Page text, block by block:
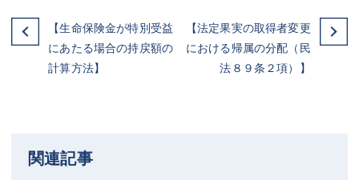
【生命保険金が特別受益
にあたる場合の持戻額の
計算方法】
【法定果実の取得者変更
における帰属の分配（民
法８９条２項）】
関連記事